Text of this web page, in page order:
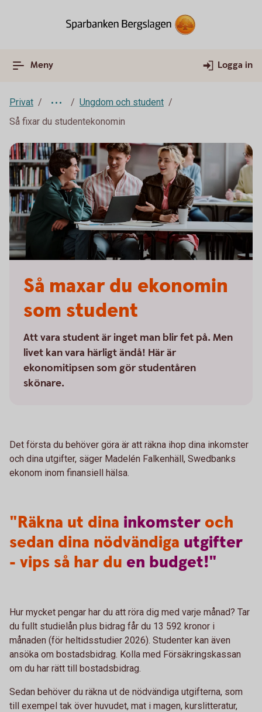
Meny Logga in
Privat
Ungdom och student
Så fixar du studentekonomin
Så maxar du ekonomin
som student
Att vara student är inget man blir fet på. Men
livet kan vara härligt ändå! Här är
ekonomitipsen som gör studentåren
skönare.
Det första du behöver göra är att räkna ihop dina inkomster
och dina utgifter, säger Madelén Falkenhäll, Swedbanks
ekonom inom finansiell hälsa.
"Räkna ut dina inkomster och
sedan dina nödvändiga utgifter
- vips så har du en budget!"
Hur mycket pengar har du att röra dig med varje månad? Tar
du fullt studielån plus bidrag får du 13 592 kronor i
månaden (för heltidsstudier 2026). Studenter kan även
ansöka om bostadsbidrag. Kolla med Försäkringskassan
om du har rätt till bostadsbidrag.
Sedan behöver du räkna ut de nödvändiga utgifterna, som
till exempel tak över huvudet, mat i magen, kurslitteratur,